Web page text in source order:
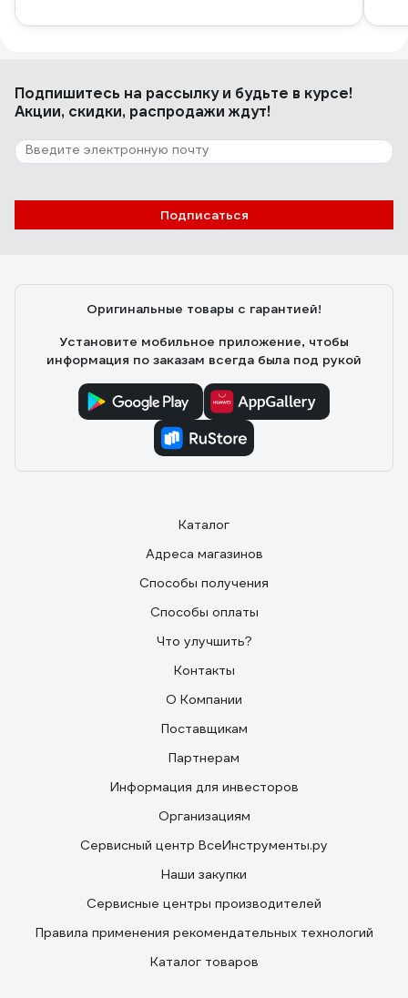
Подпишитесь на рассылкуи будьте в курсе!
Акции, скидки, распродажи ждут!
Подписаться
Оригинальные товары с гарантией!
Установите мобильное приложение, чтобы
информация по заказам всегда была под рукой
Каталог
Адреса магазинов
Способы получения
Способы оплаты
Что улучшить?
Контакты
О Компании
Поставщикам
Партнерам
Информация для инвесторов
Организациям
Сервисный центр ВсеИнструменты.ру
Наши закупки
Сервисные центры производителей
Правила применения рекомендательных технологий
Каталог товаров